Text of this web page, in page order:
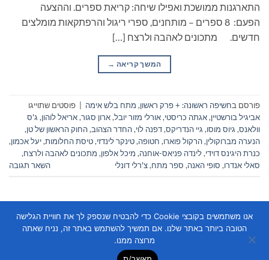
התארגנות ממושכת ואפילו שיחה: קריאת ספרים. וההצעה
הפעם: 8 ספרים – מותחנים, ספרי ריגול והרפתקאות מומלצים
חדשים. מתכונים לאהבה ולרצח […]
המשך קריאה →
פורסם בחשיפה ראשונה: + פרק ראשון, מתח בלש אימה
פוסטים שתוייגו
אביגיל בורשטיין,אגתה כריסטי,אורלי מזור יובל,ארון סגור,אריאל לוהון, ג'ס
וולאנס, גיוס מוסו, גיי הנדריקס,דפנה לוי,החדר הצהוב,החוק הראשון של טן,
הנערה מברוקולין,הרקול פוארו, חטופה,טינקר לינדזי,טיסת החלומות,יעל אכמון,
כנרת היגינס דוידי,לינדה פניאס-אוחנה, מיכל אלפון, מתכונים לאהבה ולרצח,
סאלי אנדרו, סופי האנה, ספר מתח,צ'רלי דונלי השאר תגובה
אנו משתמשים בקובצי Cookie כדי להבטיח שנספק לך את חוויית הגלישה
הטובה ביותר באתר שלנו. אם תמשיך להשתמש באתר זה, נניח שאתה
מרוצה ממנו.